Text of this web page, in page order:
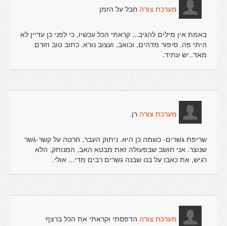
מערכת צורה חבל על הזמן
באמת אין מילים להגיב... קראתי הכל עכשיו, כי לפני כן עדיין לא
היתי פה. סיפור מדהים, וכואב, ועצוב נורא. כתוב טוב וזורם
מאד..יש עתיד.
מערכת צורה רן.
שריפת גשרים- כשמה כן היא. ניתוק העבר, חרטה על קשר-גשר
שנוצר. אני חושב שבפעולה זאת מבטא האב, המנותק, הלא
רגיש, את כאבו על בנו שבנה גשרים רבים מדי... אולי.
מערכת צורה הדפסתי וקראתי את הכל ברצף